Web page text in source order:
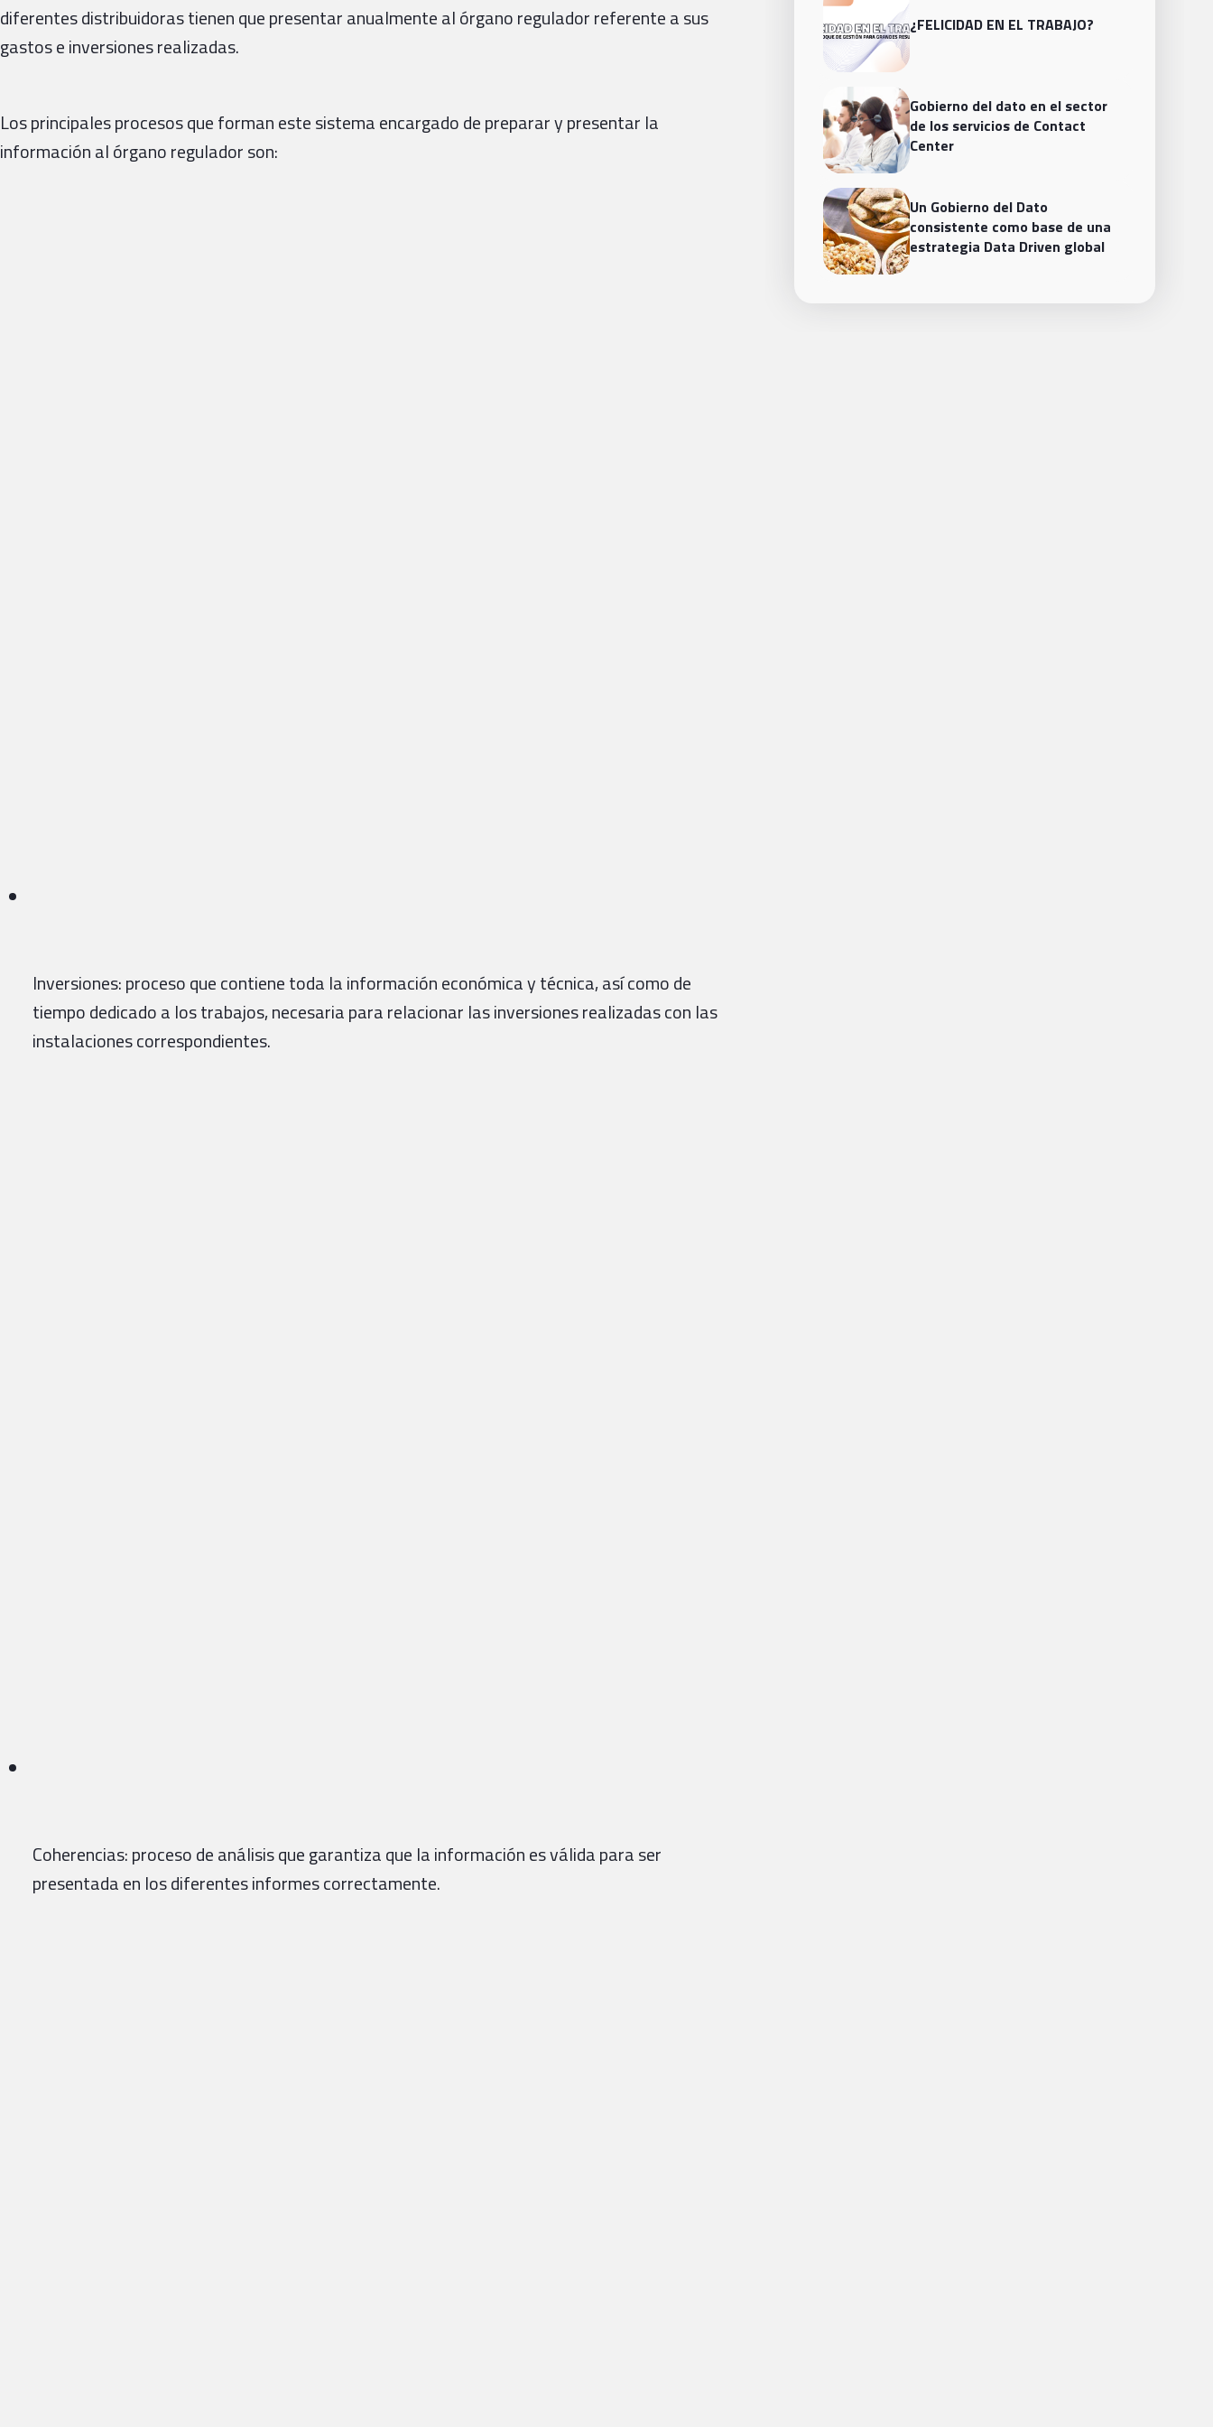
diferentes distribuidoras tienen que presentar anualmente al órgano regulador referente a sus
gastos e inversiones realizadas.
Los principales procesos que forman este sistema encargado de preparar y presentar la
información al órgano regulador son:
Inversiones: proceso que contiene toda la información económica y técnica, así como de
tiempo dedicado a los trabajos, necesaria para relacionar las inversiones realizadas con las
instalaciones correspondientes.
Coherencias: proceso de análisis que garantiza que la información es válida para ser
presentada en los diferentes informes correctamente.
¿FELICIDAD EN EL TRABAJO?
Gobierno del dato en el sector
de los servicios de Contact
Center
Un Gobierno del Dato
consistente como base de una
estrategia Data Driven global